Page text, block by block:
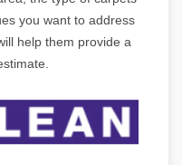
you want to address
help them provide a